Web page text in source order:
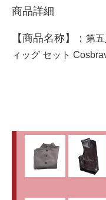
商品詳細
【商品名称】： 第
ィッグ セット